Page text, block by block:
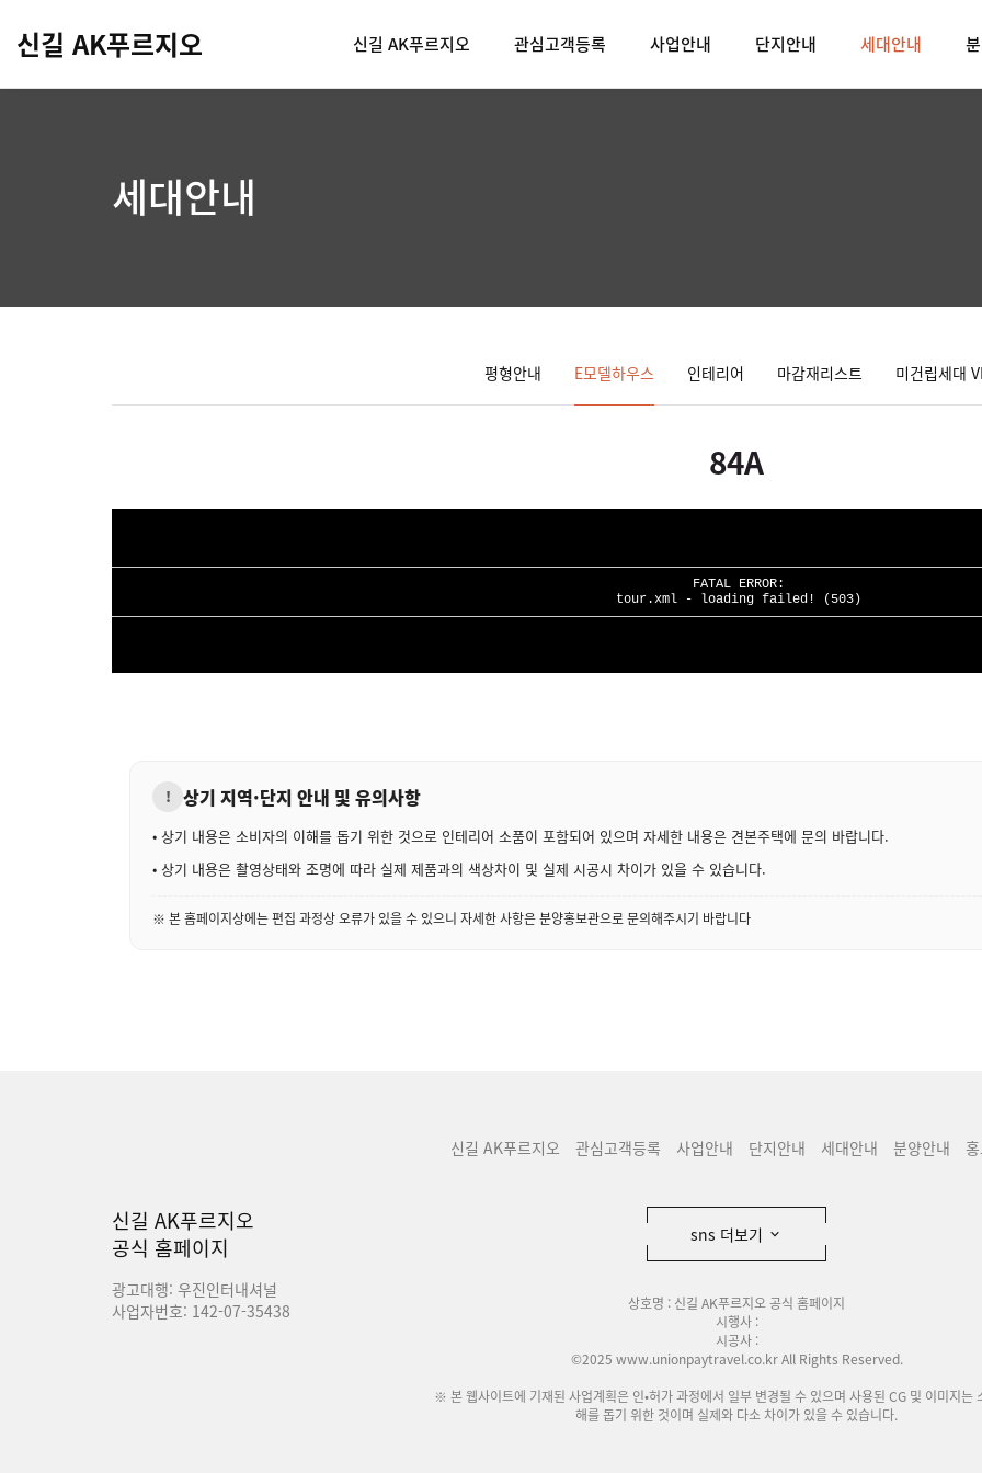
신길 AK푸르지오 신길 AK푸르지오 관심고객등록 사업안내 단지안내 세대안내
세대안내
평형안내 E모델하우스 인테리어 마감재리스트 미건립세대
84A
! 상기 지역·단지 안내 및 유의사항
• 상기 내용은 소비자의 이해를 돕기 위한 것으로 인테리어 소품이 포함되어 있으며 자세한 내용은 견본주택에 문의 바랍니다.
• 상기 내용은 촬영상태와 조명에 따라 실제 제품과의 색상차이 및 실제 시공시 차이가 있을 수 있습니다.
※ 본 홈페이지상에는 편집 과정상 오류가 있을 수 있으니 자세한 사항은 분양홍보관으로 문의해주시기 바랍니다
신길 AK푸르지오 관심고객등록 사업안내 단지안내 세대안내 분양안내
신길 AK푸르지오
공식 홈페이지
광고대행: 우진인터내셔널
사업자번호: 142-07-35438
sns 더보기
상호명 : 신길 AK푸르지오 공식 홈페이지
시행사 :
시공사 :
©2025 www.unionpaytravel.co.kr All Rights Reserved.
※ 본 웹사이트에 기재된 사업계획은 인•허가 과정에서 일부 변경될 수 있으며 사용된 CG 및 이미지는
해를 돕기 위한 것이며 실제와 다소 차이가 있을 수 있습니다.